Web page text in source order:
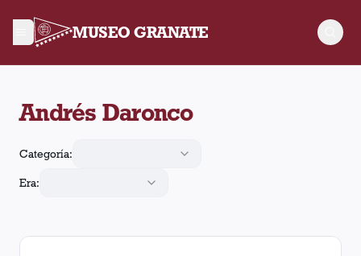
MUSEO GRANATE
Andrés Daronco
Categoría:
Era: